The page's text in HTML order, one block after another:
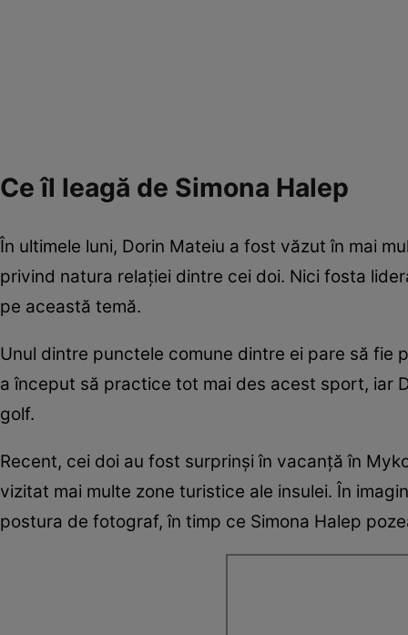
Ce îl leagă de Simona Halep
În ultimele luni, Dorin Mateiu a fost văzut în mai
privind natura relației dintre cei doi. Nici fosta
pe această temă.
Unul dintre punctele comune dintre ei pare să fie
a început să practice tot mai des acest sport, iar
golf.
Recent, cei doi au fost surprinși în vacanță în
vizitat mai multe zone turistice ale insulei. În
postura de fotograf, în timp ce Simona Halep